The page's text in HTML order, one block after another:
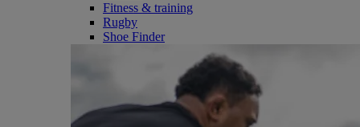
Fitness & training
Rugby
Shoe Finder